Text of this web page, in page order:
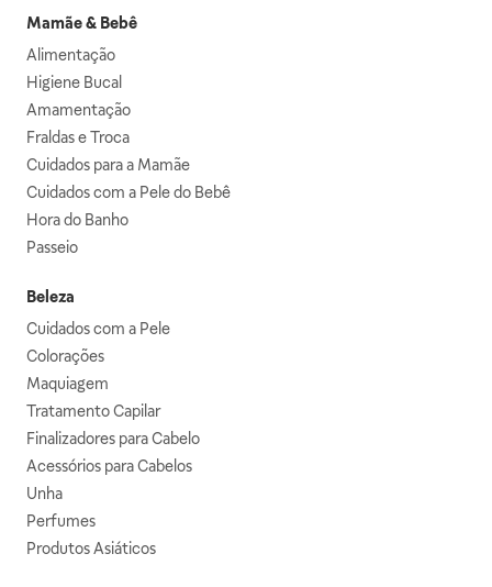
Mamãe & Bebê
Alimentação
Higiene Bucal
Amamentação
Fraldas e Troca
Cuidados para a Mamãe
Cuidados com a Pele do Bebê
Hora do Banho
Passeio
Beleza
Cuidados com a Pele
Colorações
Maquiagem
Tratamento Capilar
Finalizadores para Cabelo
Acessórios para Cabelos
Unha
Perfumes
Produtos Asiáticos